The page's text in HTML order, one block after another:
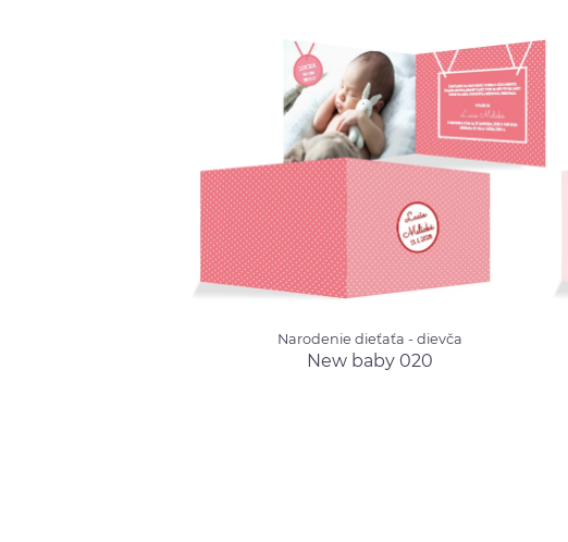
Narodenie dieťaťa - dievča
New baby 020
Narodenie dieťaťa - dievča
New baby 020